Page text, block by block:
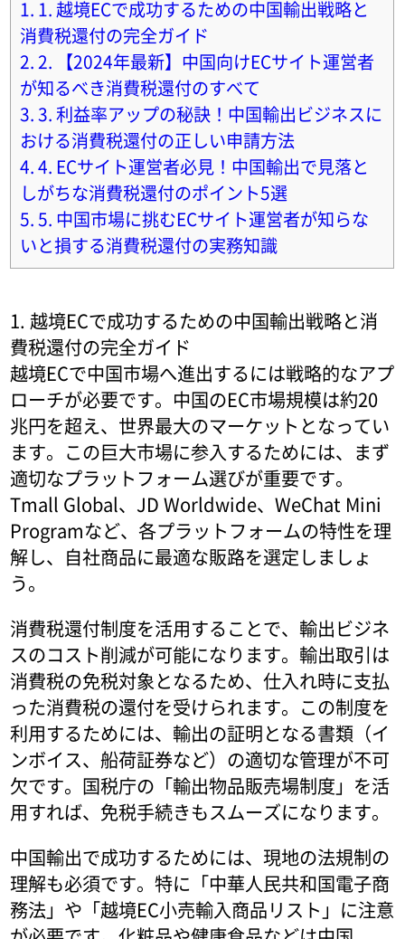
1. 1. 越境ECで成功するための中国輸出戦略と
消費税還付の完全ガイド
2.2. 【2024年最新】中国向けECサイト運営者
が知るべき消費税還付のすべて
3.3. 利益率アップの秘訣！中国輸出ビジネスに
おける消費税還付の正しい申請方法
4.4. ECサイト運営者必見！中国輸出で見落と
しがちな消費税還付のポイント5選
5.5. 中国市場に挑むECサイト運営者が知らな
いと損する消費税還付の実務知識
1. 越境ECで成功するための中国輸出戦略と消
費税還付の完全ガイド
越境ECで中国市場へ進出するには戦略的なアプ
ローチが必要です。中国のEC市場規模は約20
兆円を超え、世界最大のマーケットとなってい
ます。この巨大市場に参入するためには、まず
適切なプラットフォーム選びが重要です。
Tmall Global、JD Worldwide、WeChat Mini
Programなど、各プラットフォームの特性を理
解し、自社商品に最適な販路を選定しましょ
う。
消費税還付制度を活用することで、輸出ビジネ
スのコスト削減が可能になります。輸出取引は
消費税の免税対象となるため、仕入れ時に支払
った消費税の還付を受けられます。この制度を
利用するためには、輸出の証明となる書類（イ
ンボイス、船荷証券など）の適切な管理が不可
欠です。国税庁の「輸出物品販売場制度」を活
用すれば、免税手続きもスムーズになります。
中国輸出で成功するためには、現地の法規制の
理解も必須です。特に「中華人民共和国電子商
務法」や「越境EC小売輸入商品リスト」に注意